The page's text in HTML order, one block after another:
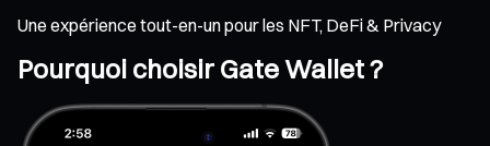
Une expérience tout-en-un pour les NFT, DeFi & Privacy
Pourquoi choisir Gate Wallet ?